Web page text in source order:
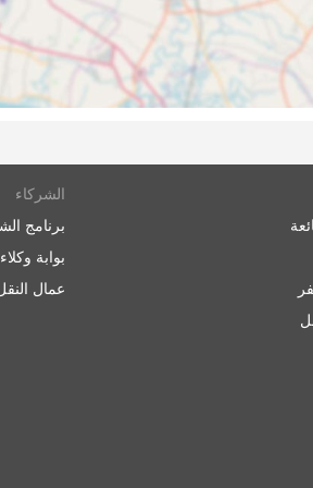
حتى على الطرق الدولية، الكثير من
الإضافية، إذا تم تعيينها على الحدود،
بتذاكر الطيران أو القطار السريع.
القياسية الأرخص بطيئة بعض الشيء ولا
كبار الشخصيات يقدمون مقاعد مماثلة
أقل من الركاب، والعديد من الامتيازات
المدينة بالقرب من الطرق السريعة
إضافية للمسافرين أيضًا. قد يكون
في كثير من الأحيان أكثر من
- الحوادث، أعمال تشييد الطرق،
موسم الذروة، أو الأعياد الوطنية. ضع
الشركاء
برنامج
بوابة
عمال